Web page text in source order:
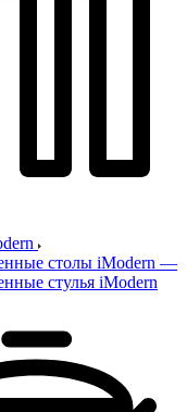
столы iModern —
стулья iModern